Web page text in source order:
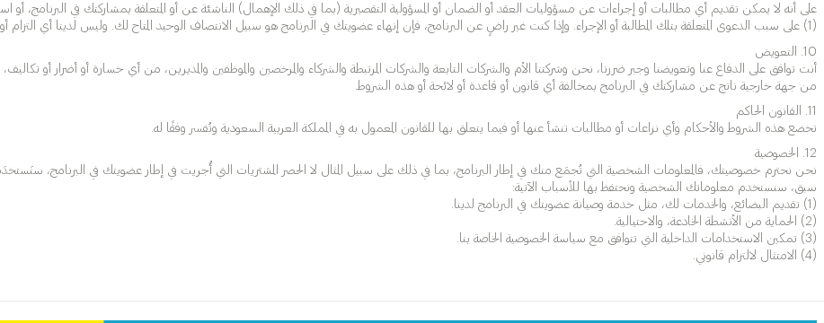
على أنه لا يمكن تقديم أي مطالبات أو إجراءات عن مسؤوليات العقد أو الضمان أو المسؤولية التقصيرية (بما في ذلك الإهمال) الناشئة عن أو المتعلقة بمشاركتك في البرنامج،
(1) على سبب الدعوى المتعلقة بتلك المطالبة أو الإجراء. وإذا كنت غير راضٍ عن البرنامج، فإن إنهاء عضويتك في البرنامج هو سبيل الانتصاف الوحيد المتاح لك. وليس لدينا أي التزام أو مسؤولية أو واجب آخر تجاهك.
10. التعويض
أنت توافق على الدفاع عنا وتعويضنا وجبر ضررنا، نحن وشركتنا الأم والشركات التابعة والشركات المرتبطة والشركاء والمرخصين والموظفين والمديرين، من أي خسارة أو أضرار أو
من جهة خارجية ناتج عن مشاركتك في البرنامج بمخالفة أي قانون أو قاعدة أو لائحة أو هذه الشروط.
11. القانون الحاكم
تخضع هذه الشروط والأحكام وأي نزاعات أو مطالبات تنشأ عنها أو فيما يتعلق بها للقانون المعمول به في المملكة العربية السعودية وتُفسر وفقًا له.
12. الخصوصية
نحن نحترم خصوصيتك، فالمعلومات الشخصية التي تُجمَع منك في إطار البرنامج، بما في ذلك على سبيل المثال لا الحصر المشتريات التي أُجريت في إطار عضويتك في البرنامج،
سبق، سنستخدم معلوماتك الشخصية ونحتفظ بها للأسباب الآتية:
(1) تقديم البضائع، والخدمات لك، مثل خدمة وصيانة عضويتك في البرنامج لدينا.
(2) الحماية من الأنشطة الخادعة، والاحتيالية.
(3) تمكين الاستخدامات الداخلية التي تتوافق مع سياسة الخصوصية الخاصة بنا.
(4) الامتثال لالتزام قانوني.